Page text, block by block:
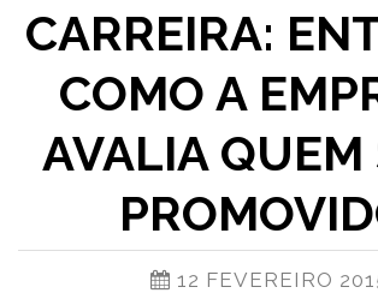
CARREIRA:
COMO A
AVALIA QUEM
12 FEVEREIRO